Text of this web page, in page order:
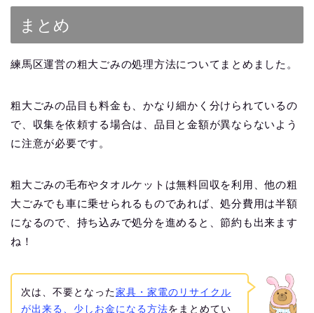
まとめ
練馬区運営の粗大ごみの処理方法についてまとめました。
粗大ごみの品目も料金も、かなり細かく分けられているの
で、収集を依頼する場合は、品目と金額が異ならないよう
に注意が必要です。
粗大ごみの毛布やタオルケットは無料回収を利用、他の粗
大ごみでも車に乗せられるものであれば、処分費用は半額
になるので、持ち込みで処分を進めると、節約も出来ます
ね！
次は、不要となった家具・家電のリサイクル
が出来る、少しお金になる方法をまとめてい